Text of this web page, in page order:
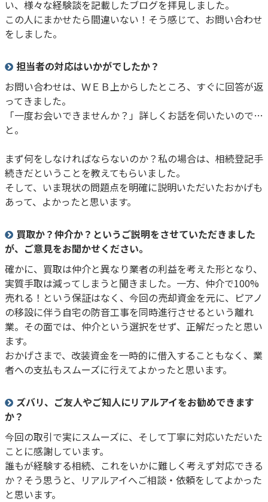
い、様々な経験談を記載したブログを拝見しました。
この人にまかせたら間違いない！そう感じて、お問い合わせ
をしました。
担当者の対応はいかがでしたか？
お問い合わせは、ＷＥＢ上からしたところ、すぐに回答が返
ってきました。
「一度お会いできませんか？」詳しくお話を伺いたいので…
と。
まず何をしなければならないのか？私の場合は、相続登記手
続きだということを教えてもらいました。
そして、いま現状の問題点を明確に説明いただいたおかげも
あって、よかったと思います。
買取か？仲介か？というご説明をさせていただきました
が、ご意見をお聞かせください。
確かに、買取は仲介と異なり業者の利益を考えた形となり、
実質手取は減ってしまうと聞きました。一方、仲介で100%
売れる！という保証はなく、今回の売却資金を元に、ピアノ
の移設に伴う自宅の防音工事を同時進行させるという離れ
業。その面では、仲介という選択をせず、正解だったと思い
ます。
おかげさまで、改装資金を一時的に借入することもなく、業
者への支払もスムーズに行えてよかったと思います。
ズバリ、ご友人やご知人にリアルアイをお勧めできます
か？
今回の取引で実にスムーズに、そして丁寧に対応いただいた
ことに感謝しています。
誰もが経験する相続、これをいかに難しく考えず対応できる
か？そう思うと、リアルアイへご相談・依頼をしてよかった
と思います。